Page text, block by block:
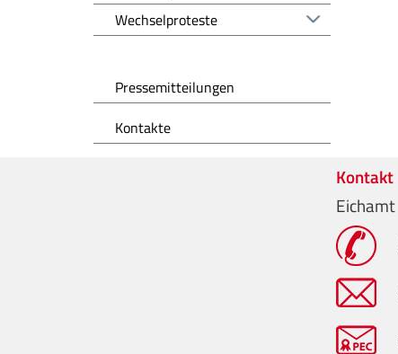
Wechselproteste
Pressemitteilungen
Kontakte
Kontakt
Eichamt